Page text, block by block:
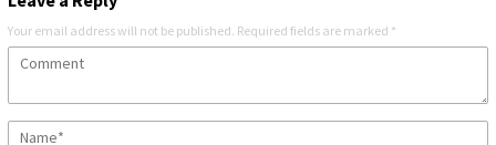
Your email address will not be published. Required fields are marked *